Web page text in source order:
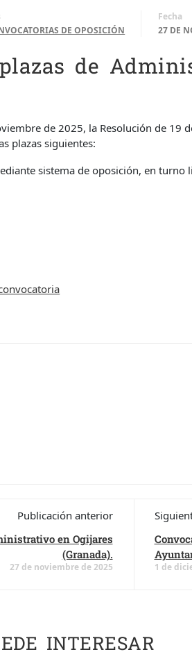
DE OPOSICIÓN
Fecha
27 DE
de
de 2025, la Resolución de
plazas siguientes:
sistema de oposición, en turno
Publicación anterior
en Ogijares
(Granada).
27 de noviembre de 2025 1 de
INTERESAR